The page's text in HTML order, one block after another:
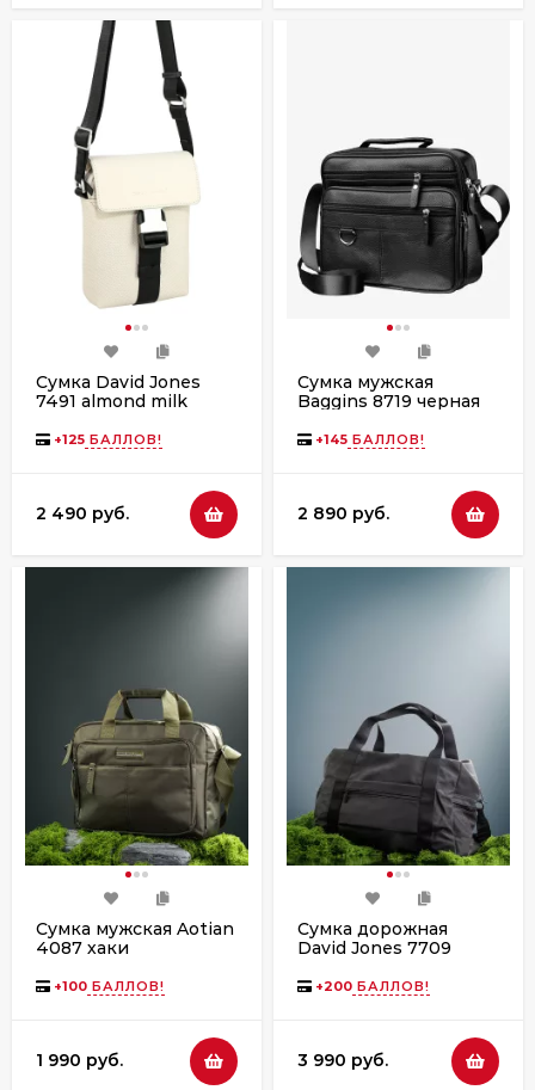
Сумка David Jones
7491 almond milk
+125 БАЛЛОВ!
2 490 руб.
Сумка мужская
Baggins 8719 черная
+145 БАЛЛОВ!
2 890 руб.
Сумка мужская Aotian
4087 хаки
+100 БАЛЛОВ!
1 990 руб.
Сумка дорожная
David Jones 7709
+200 БАЛЛОВ!
3 990 руб.